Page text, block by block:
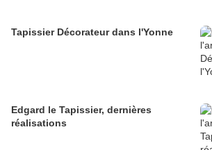
Tapissier Décorateur dans l'Yonne
Edgard le Tapissier, dernières
réalisations